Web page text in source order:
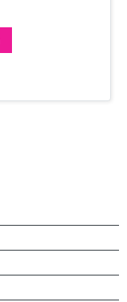
งและอาคารบ้าน
60 80 100 ซม.